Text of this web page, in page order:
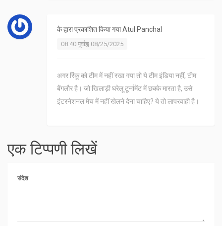
के द्वारा प्रकाशित किया गयाAtul Panchal
08:40 पूर्वाह्न 08/25/2025
अगर रिंकू को टीम में नहीं रखा गया तो ये टीम इंडिया नहीं, टीम
बेंगलौर है। जो खिलाड़ी घरेलू टूर्नामेंट में छक्के मारता है, उसे
इंटरनेशनल मैच में नहीं खेलने देना चाहिए? ये तो लापरवाही है।
एक टिप्पणी लिखें
संदेश